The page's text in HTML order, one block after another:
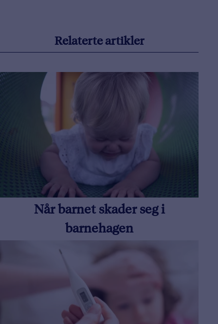
Relaterte artikler
Når barnet skader seg i
barnehagen